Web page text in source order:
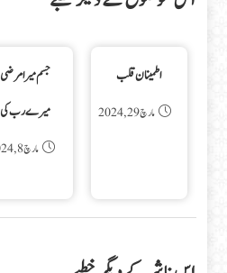
اطمینان قلب
مارچ 29, 2024
جسم میرا مرضی
میرے رب کی
مارچ 8, 2024